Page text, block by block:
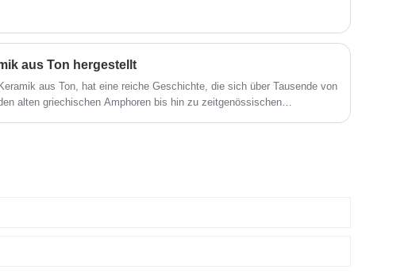
aus Ton hergestellt
aus Ton, hat eine reiche Geschichte, die sich über Tausende von
alten griechischen Amphoren bis hin zu zeitgenössischen